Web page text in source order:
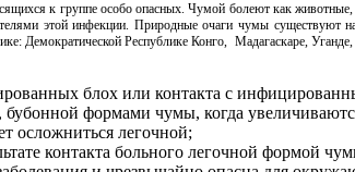
к группе особо опасных. Чумой болеют как
этой инфекции. Природные очаги чумы существуют
Демократической Республике Конго, Мадагаскаре,
блох или контакта с
бубонной формами чумы, когда
осложниться легочной;
контакта больного легочной формой